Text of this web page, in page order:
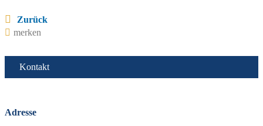
Zurück
merken
Kontakt
Adresse